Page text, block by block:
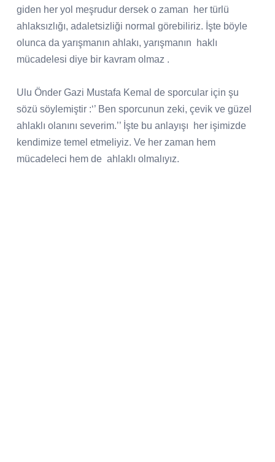
giden her yol meşrudur dersek o zaman
her türlü
ahlaksızlığı, adaletsizliği normal görebiliriz. İşte böyle
olunca da yarışmanın ahlakı, yarışmanın
haklı
mücadelesi diye bir kavram olmaz .
Ulu Önder Gazi Mustafa Kemal de sporcular için şu
sözü söylemiştir :‘’ Ben sporcunun zeki, çevik ve güzel
ahlaklı olanını severim.’’ İşte bu anlayışı
her işimizde
kendimize temel etmeliyiz. Ve her zaman hem
mücadeleci hem de ahlaklı olmalıyız.